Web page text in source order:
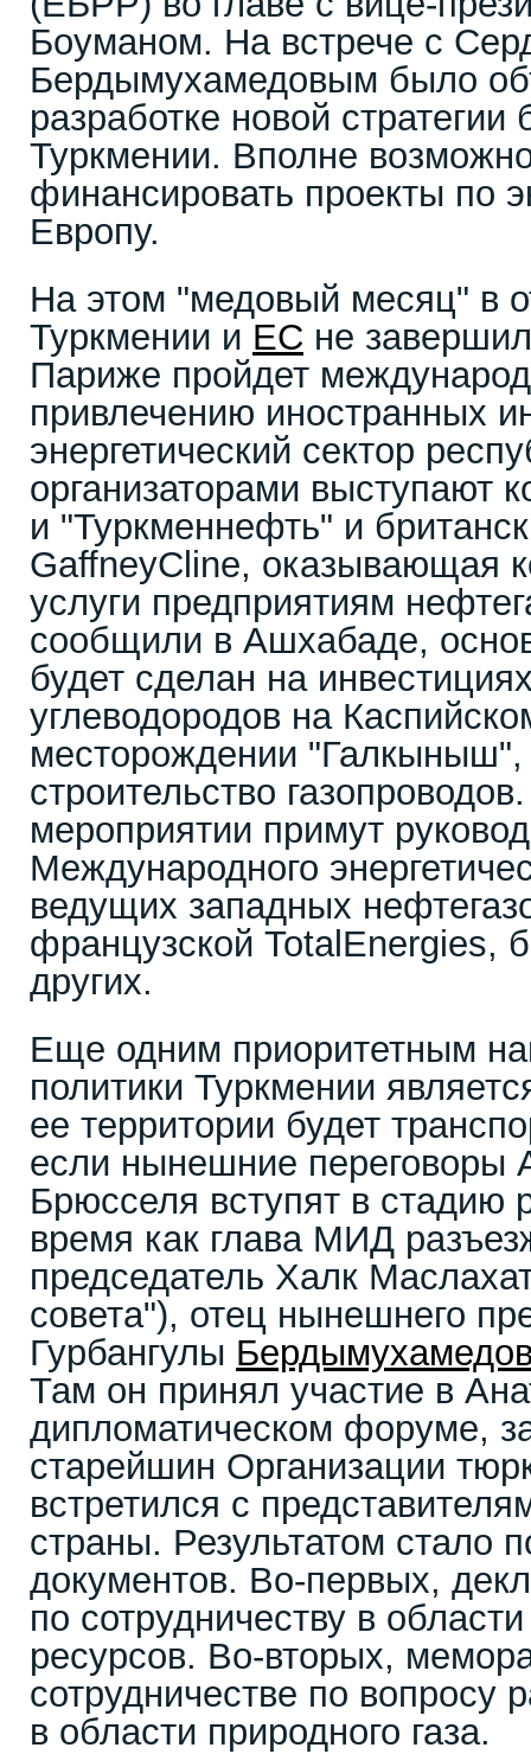
Боуманом. На встрече с
Бердымухамедовым было
разработке новой
Туркмении. Вполне
финансировать проекты по
Европу.
На этом "медовый месяц" в
Туркмении и ЕС не
Париже пройдет
привлечению иностранных
энергетический сектор
организаторами выступают
и "Туркменнефть" и
GaffneyCline, оказывающая
услуги предприятиям
сообщили в Ашхабаде,
будет сделан на
углеводородов на
месторождении "Галкыныш",
строительство
мероприятии примут
Международного
ведущих западных
французской TotalEnergies,
других.
Еще одним приоритетным
политики Туркмении
ее территории будет
если нынешние переговоры
Брюсселя вступят в стадию
время как глава МИД
председатель Халк
совета"), отец нынешнего
Гурбангулы
Там он принял участие в
дипломатическом форуме,
старейшин Организации
встретился с
страны. Результатом стало
документов. Во-первых,
по сотрудничеству в
ресурсов. Во-вторых,
сотрудничестве по вопросу
в области природного газа.